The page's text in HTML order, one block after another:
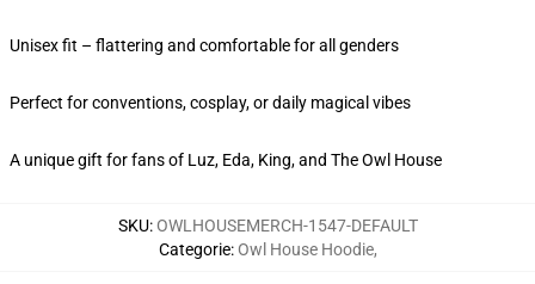
Unisex fit – flattering and comfortable for all genders
Perfect for conventions, cosplay, or daily magical vibes
A unique gift for fans of Luz, Eda, King, and The Owl House
SKU:OWLHOUSEMERCH-1547-DEFAULT
Categorie:Owl House Hoodie,